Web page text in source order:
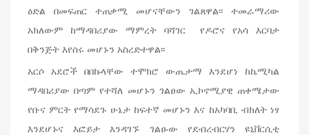
ዕድል በመፍጠር ተጠቃሚ መሆናቸውን ገልጸዋል፡፡ ተመራማሪው
አክለውም ከማዳበሪያው ማምረት ባሻገር የዶሮና የአሳ እርባታ
በቅንጅት እየሰሩ መሆኑን አስረድተዋል፡፡
አርሶ አደሮች በበኩላቸው ተሞክሮ ውጤታማ እንደሆነ ከኬሚካል
ማዳበሪያው በጣም የተሻለ መሆኑን ገልፀው ኢኮኖሚያዊ ጠቀሜታው
የቡና ምርት የማሳደጉ ሁኔታ ከፍተኛ መሆኑን እና ከአካባቢ ብክለት ነፃ
እንደሆኑና እፎይታ እንዳገኙ ገልፁው የደብረብርሃን ዩኒቨርሲቲ